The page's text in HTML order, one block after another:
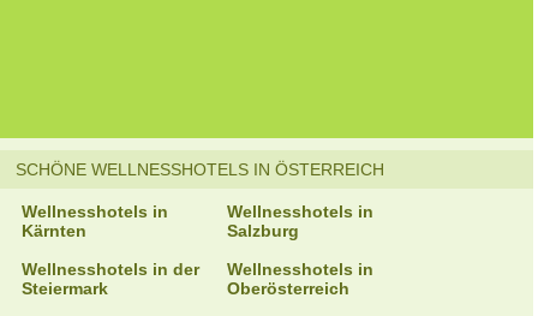
SCHÖNE WELLNESSHOTELS IN ÖSTERREICH
Wellnesshotels in
Kärnten
Wellnesshotels in
Salzburg
Wellnesshotels in der
Steiermark
Wellnesshotels in
Oberösterreich